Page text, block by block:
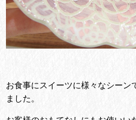
お食事にスイーツに様々なシー
ました。